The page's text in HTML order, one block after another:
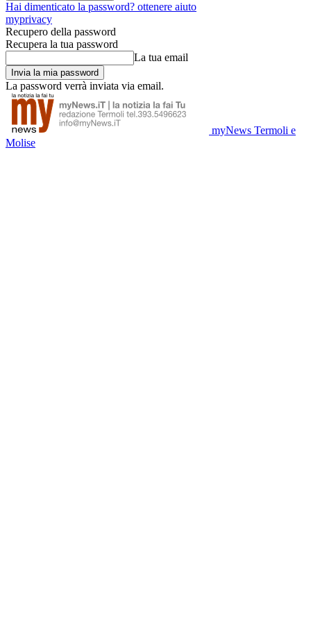
Hai dimenticato la password? ottenere aiuto
myprivacy
Recupero della password
Recupera la tua password
La tua email
La password verrà inviata via email.
myNews Termoli e
Molise